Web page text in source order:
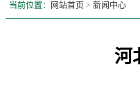
当前位置： 网站首页 > 新闻中心
河